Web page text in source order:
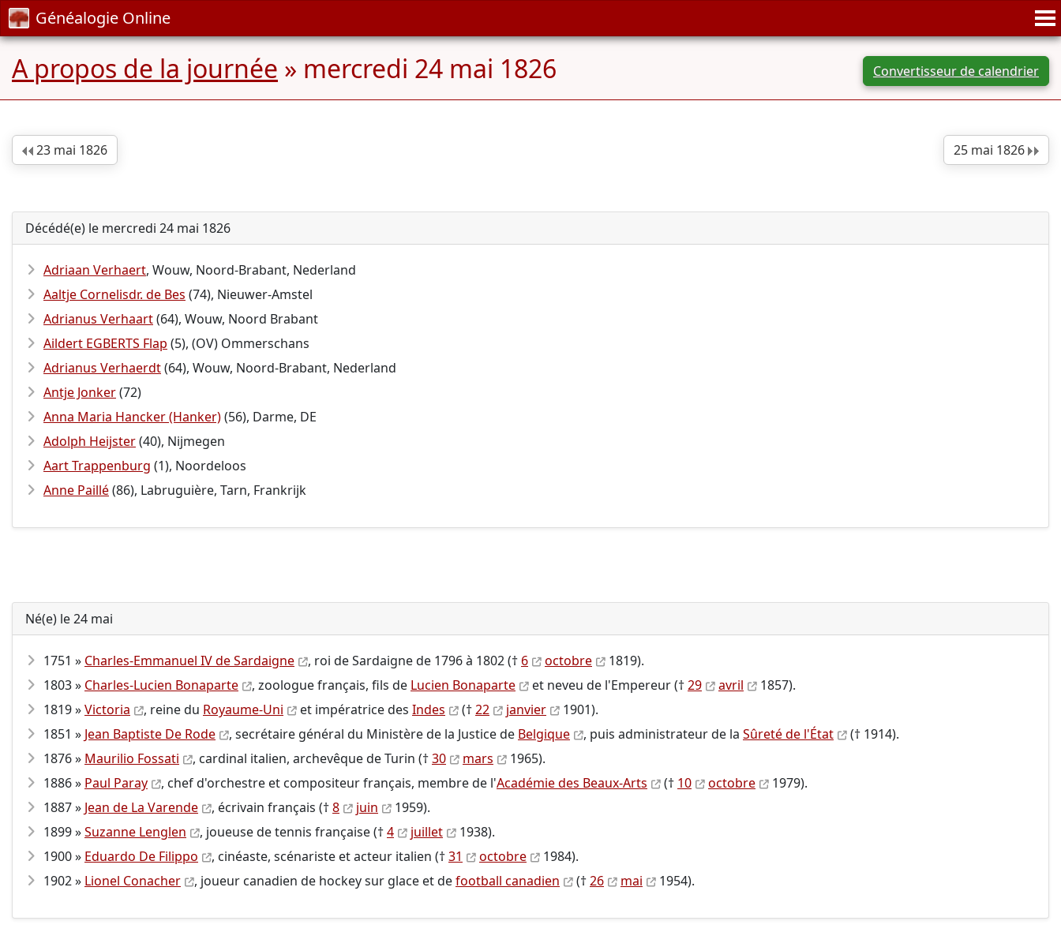
Généalogie Online
A propos de la journée » mercredi 24 mai 1826 Convertisseur de calendrier
25 mai 1826
23 mai 1826
Décédé(e) le mercredi 24 mai 1826
Adriaan Verhaert, Wouw, Noord-Brabant, Nederland
Aaltje Cornelisdr. de Bes (74), Nieuwer-Amstel
Adrianus Verhaart(64), Wouw, Noord Brabant
Aildert EGBERTS Flap (5), (OV) Ommerschans
Adrianus Verhaerdt(64), Wouw, Noord-Brabant, Nederland
Antje Jonker(72)
Anna Maria Hancker (Hanker)(56), Darme, DE
Adolph Heijster(40), Nijmegen
Aart Trappenburg (1), Noordeloos
Anne Paillé(86), Labruguière, Tarn, Frankrijk
Né(e) le 24 mai
1751 » Charles-Emmanuel IV de Sardaigne , roi de Sardaigne de 1796 à 1802 († 6 octobre
1819).
1803 » Charles-Lucien Bonaparte , zoologue français, fils de Lucien Bonaparte et neveu de l'Empereur (†29 avril
1857).
1819 »Victoria , reine du Royaume-Uni et impératrice des Indes (†22 janvier
1901).
1851 » Jean Baptiste De Rode , secrétaire général du Ministère de la Justice de Belgique , puis administrateur de la Sûreté de l'État
(† 1914).
1876 » Maurilio Fossati , cardinal italien, archevêque de Turin (†30 mars
1965).
1886 » Paul Paray , chef d'orchestre et compositeur français, membre de l'Académie des Beaux-Arts († 10 octobre
1979).
1887 » Jean de La Varende , écrivain français (†8 juin
1959).
1899 »Suzanne Lenglen , joueuse de tennis française (†4 juillet
1938).
1900 » Eduardo De Filippo , cinéaste, scénariste et acteur italien (†31 octobre
1984).
1902 » Lionel Conacher , joueur canadien de hockey sur glace et defootball canadien (†26 mai 1954).